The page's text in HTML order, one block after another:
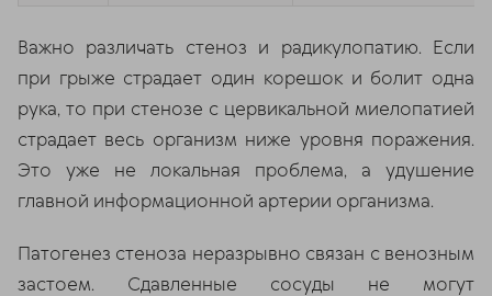
Важно различать стеноз и радикулопатию. Если
при грыже страдает один корешок и болит одна
рука, то при стенозе с цервикальной миелопатией
страдает весь организм ниже уровня поражения.
Это уже не локальная проблема, а удушение
главной информационной артерии организма.
Патогенез стеноза неразрывно связан с венозным
застоем. Сдавленные сосуды не могут